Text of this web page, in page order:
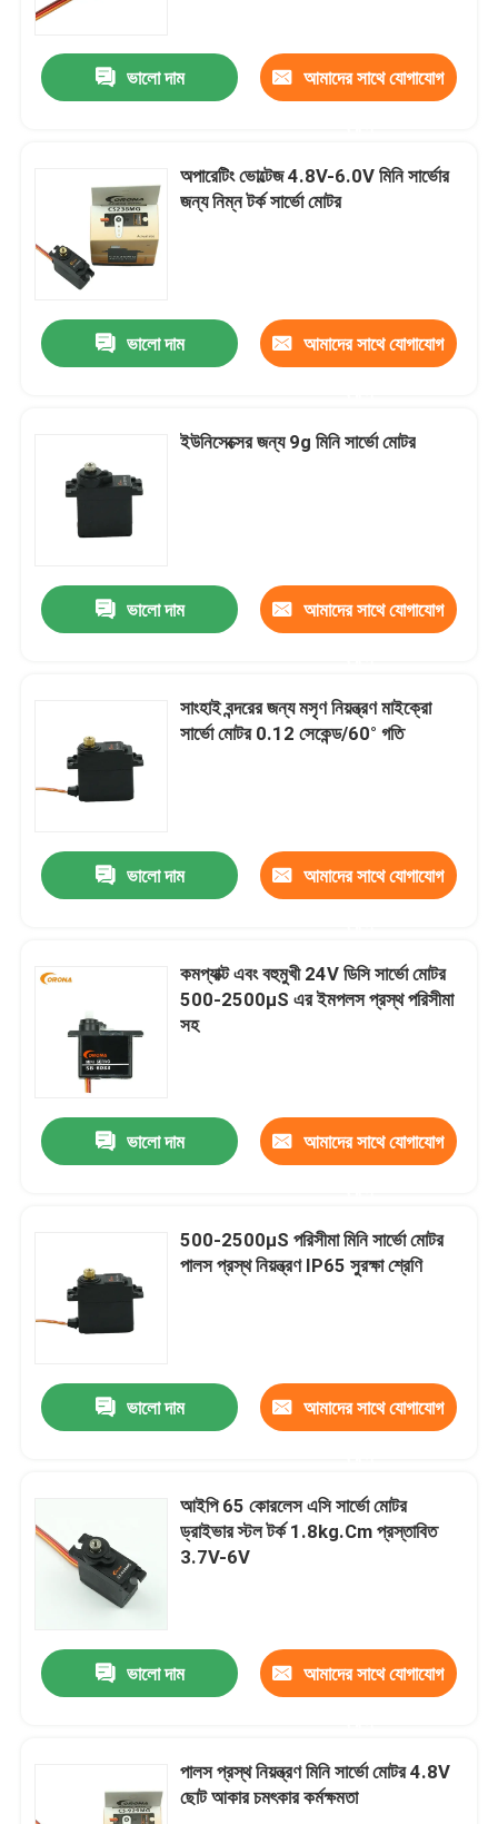
আমাদের সম্পর্কে
কারখানা ভ্রমণ
যোগাযোগ করুন
উদ্ধৃতির জন্য আবেদন
আরসি সার্ভো মোটর
স্ট্যান্ডার্ড সার্ভো মোটর
ভালো দাম আমাদের সাথে যোগাযোগ
অপারেটিং ভোল্টেজ 4.8V-6.0V মিনি সার্ভোর
জন্য নিম্ন টর্ক সার্ভো মোটর
ভালো দাম আমাদের সাথে যোগাযোগ
ইউনিসেক্সের জন্য 9g মিনি সার্ভো মোটর
ভালো দাম আমাদের সাথে যোগাযোগ
সাংহাই বন্দরের জন্য মসৃণ নিয়ন্ত্রণ মাইক্রো
সার্ভো মোটর 0.12 সেকেন্ড/60° গতি
ভালো দাম আমাদের সাথে যোগাযোগ
কমপ্যাক্ট এবং বহুমুখী 24V ডিসি সার্ভো মোটর
500-2500μS এর ইমপলস প্রস্থ পরিসীমা
সহ
ভালো দাম আমাদের সাথে যোগাযোগ
500-2500μS পরিসীমা মিনি সার্ভো মোটর
পালস প্রস্থ নিয়ন্ত্রণ IP65 সুরক্ষা শ্রেণি
ভালো দাম আমাদের সাথে যোগাযোগ
আইপি 65 কোরলেস এসি সার্ভো মোটর
ড্রাইভার স্টল টর্ক 1.8kg.Cm প্রস্তাবিত
3.7V-6V
ভালো দাম আমাদের সাথে যোগাযোগ
পালস প্রস্থ নিয়ন্ত্রণ মিনি সার্ভো মোটর 4.8V
ছোট আকার চমৎকার কর্মক্ষমতা